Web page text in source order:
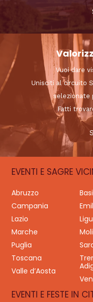
Vuoi dare
Unisciti al circuito
selezionate
Fatti
EVENTI E SAGRE
Abruzzo
Campania
Lazio
Marche
Puglia
Toscana
Valle d’Aosta
EVENTI E FESTE IN